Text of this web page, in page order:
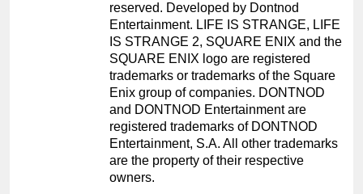
reserved. Developed by Dontnod
Entertainment. LIFE IS STRANGE, LIFE
IS STRANGE 2, SQUARE ENIX and the
SQUARE ENIX logo are registered
trademarks or trademarks of the Square
Enix group of companies. DONTNOD
and DONTNOD Entertainment are
registered trademarks of DONTNOD
Entertainment, S.A. All other trademarks
are the property of their respective
owners.